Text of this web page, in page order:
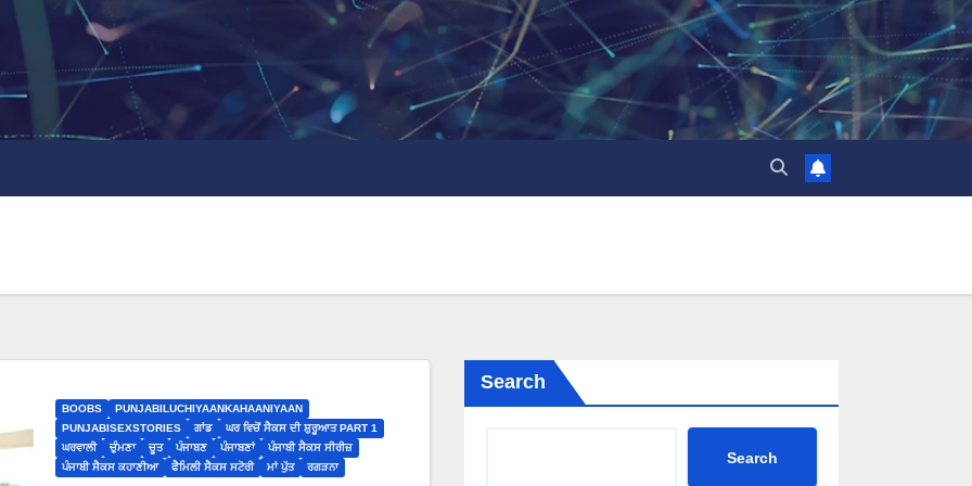
BOOBS
PUNJABILUCHIYAANKAHAANIYAAN
PUNJABISEXSTORIES
ਗਾਂਡ
ਘਰ ਵਿਚੋਂ ਸੈਕਸ ਦੀ ਸ਼ੁਰੂਆਤ PART 1
ਘਰਵਾਲੀ
ਚੁੰਮਣਾ ਚੂਤ ਪੰਜਾਬਣ ਪੰਜਾਬਣਾਂ
ਪੰਜਾਬੀ ਸੈਕਸ ਸੀਰੀਜ਼
ਪੰਜਾਬੀ ਸੈਕਸ ਕਹਾਣੀਆ
ਫੈਮਿਲੀ ਸੈਕਸ ਸਟੋਰੀ ਮਾਂ ਪੁੱਤ ਰਗੜਨਾ
Search
Search